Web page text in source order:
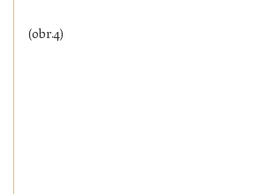
(obr.4)